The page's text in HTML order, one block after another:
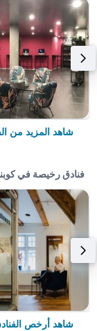
شاهد المزيد من
فنادق رخيصة في
شاهد أرخص